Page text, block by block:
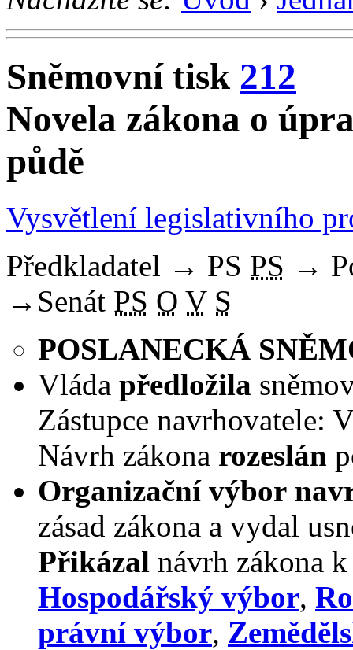
Sněmovní tisk 212
Novela zákona o
půdě
Vysvětlení legislativního
Předkladatel → PS PS →
→ Senát PS O V S
POSLANECKÁ
Vláda předložila
Zástupce navrhovatele:
Návrh zákona rozeslán
Organizační výbor
zásad zákona a vydal
Přikázal návrh zákona
Hospodářský výbor,
právní výbor,